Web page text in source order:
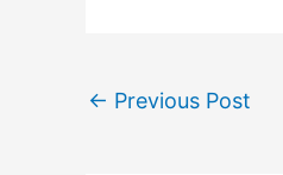
← Previous Post